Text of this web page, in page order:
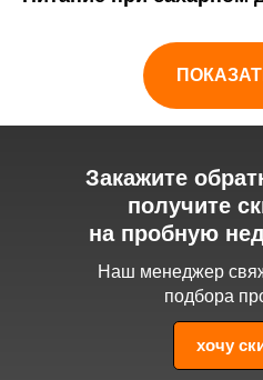
Закажите
получите
на пробную
Наш менеджер
подбора
хочу